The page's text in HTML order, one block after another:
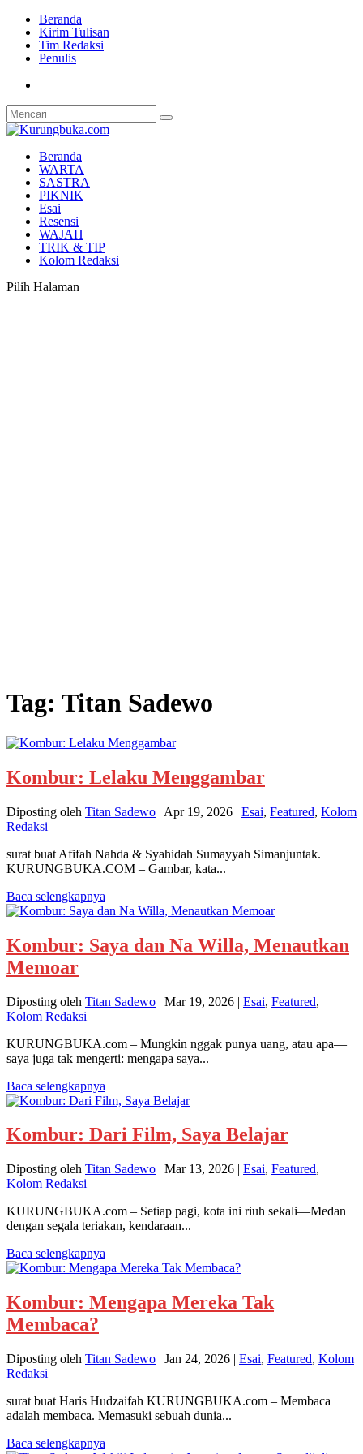
Beranda
Kirim Tulisan
Tim Redaksi
Penulis
Beranda
WARTA
SASTRA
PIKNIK
Esai
Resensi
WAJAH
TRIK & TIP
Kolom Redaksi
Pilih Halaman
Tag: Titan Sadewo
Kombur: Lelaku Menggambar
Diposting oleh Titan Sadewo | Apr 19, 2026 | Esai, Featured, Kolom
Redaksi
surat buat Afifah Nahda & Syahidah Sumayyah Simanjuntak.
KURUNGBUKA.COM – Gambar, kata...
Baca selengkapnya
Kombur: Saya dan Na Willa, Menautkan
Memoar
Diposting oleh Titan Sadewo | Mar 19, 2026 | Esai, Featured,
Kolom Redaksi
KURUNGBUKA.com – Mungkin nggak punya uang, atau apa—
saya juga tak mengerti: mengapa saya...
Baca selengkapnya
Kombur: Dari Film, Saya Belajar
Diposting oleh Titan Sadewo | Mar 13, 2026 | Esai, Featured,
Kolom Redaksi
KURUNGBUKA.com – Setiap pagi, kota ini riuh sekali—Medan
dengan segala teriakan, kendaraan...
Baca selengkapnya
Kombur: Mengapa Mereka Tak
Membaca?
Diposting oleh Titan Sadewo | Jan 24, 2026 | Esai, Featured, Kolom
Redaksi
surat buat Haris Hudzaifah KURUNGBUKA.com – Membaca
adalah membaca. Memasuki sebuah dunia...
Baca selengkapnya